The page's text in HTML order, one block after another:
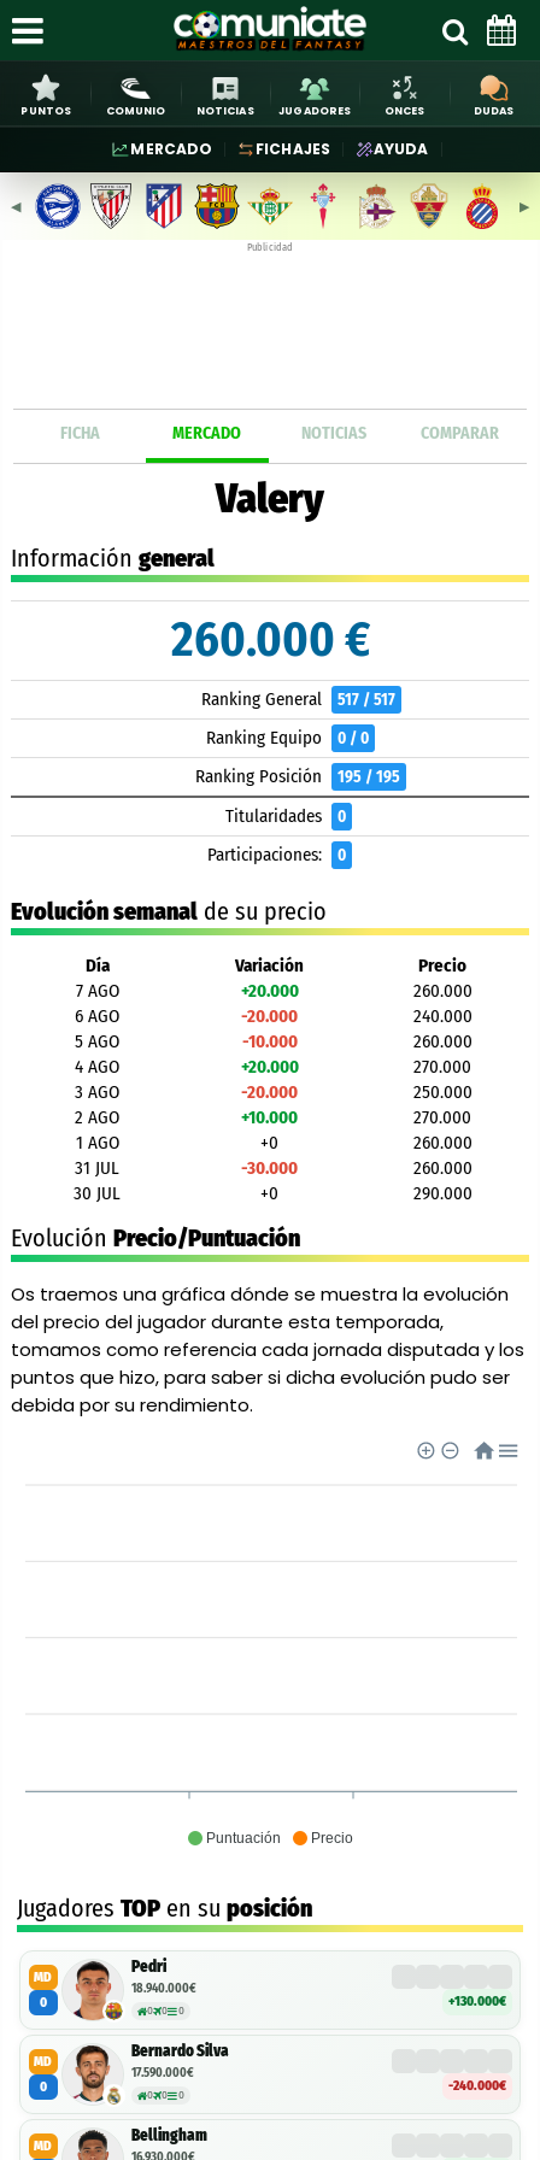
PUNTOS COMUNIO NOTICIAS JUGADORES ONCES DUDAS
MERCADO FICHAJES AYUDA
◀︎ ▶︎
Publicidad
FICHA MERCADO NOTICIAS COMPARAR
Valery
Información general
260.000 €
Ranking General 517 / 517
Ranking Equipo 0 / 0
Ranking Posición 195 / 195
Titularidades 0
Participaciones: 0
Evolución semanal de su precio
Día Variación
Precio
7 AGO
+20.000
260.000
6 AGO
-20.000
240.000
5 AGO
-10.000
260.000
4 AGO
+20.000
270.000
3 AGO
-20.000
250.000
2 AGO
+10.000
270.000
1 AGO
+0
260.000
31 JUL
-30.000
260.000
30 JUL
+0 290.000
Evolución Precio/Puntuación
Os traemos una gráfica dónde se muestra la evolución
del precio del jugador durante esta temporada,
tomamos como referencia cada jornada disputada y los
puntos que hizo, para saber si dicha evolución pudo ser
debida por su rendimiento.
Puntuación Precio
Jugadores TOP en su posición
MD
0
Pedri
18.940.000€
0 0 0
+130.000€
MD
0
Bernardo Silva
17.590.000€
0 0 0
-240.000€
MD
Bellingham